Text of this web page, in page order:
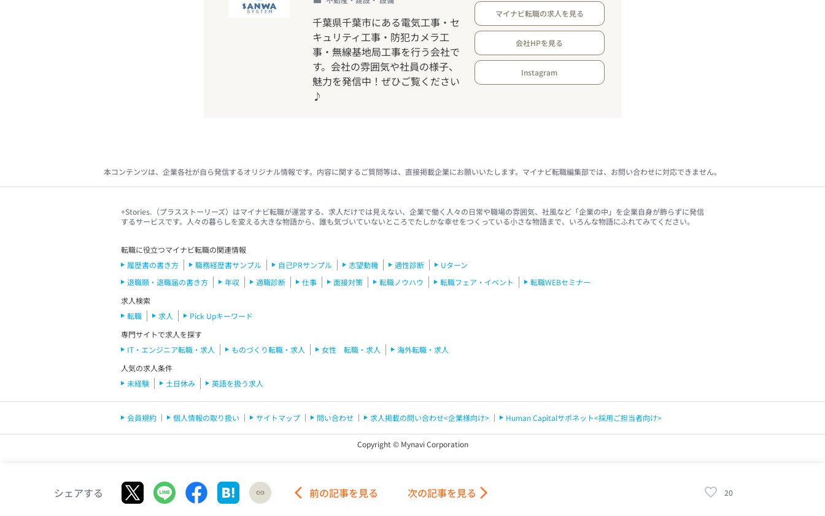
千葉県千葉市にある電気工事・セ
キュリティ工事・防犯カメラ工
事・無線基地局工事を行う会社で
す。会社の雰囲気や社員の様子、
魅力を発信中！ぜひご覧ください
♪
マイナビ転職の求人を見る
会社HPを見る
Instagram
本コンテンツは、企業各社が自ら発信するオリジナル情報です。内容に関するご質問等は、直接掲載企業にお願いいたします。マイナビ転職編集部では、お問い合わせに対応できません。
シェアする arrow_back_ios 前の記事を見る 次の記事を見る arrow_forward_ios 20
+Stories.（プラスストーリーズ）はマイナビ転職が運営する、求人だけでは見えない、企業で働く人々の日常や職場の雰囲気、社風など「企業の中」を企業自身が飾らずに発信
するサービスです。人々の暮らしを変える大きな物語から、誰も気づいていないところでたしかな幸せをつくっている小さな物語まで、いろんな物語にふれてみてください。
転職に役立つマイナビ転職の関連情報
履歴書の書き方
職務経歴書サンプル 自己PRサンプル 志望動機 適性診断
Uターン
退職願・退職届の書き方
年収 適職診断 仕事 面接対策 転職ノウハウ 転職フェア・イベント
転職WEBセミナー
求人検索
転職
求人
Pick Upキーワード
専門サイトで求人を探す
IT・エンジニア転職・求人
ものづくり転職・求人 女性 転職・求人
海外転職・求人
人気の求人条件
未経験
土日休み 英語を扱う求人
会員規約 個人情報の取り扱い サイトマップ 問い合わせ 求人掲載の問い合わせ<企業様向け> Human Capitalサポネット<採用ご担当者向け>
Copyright © Mynavi Corporation